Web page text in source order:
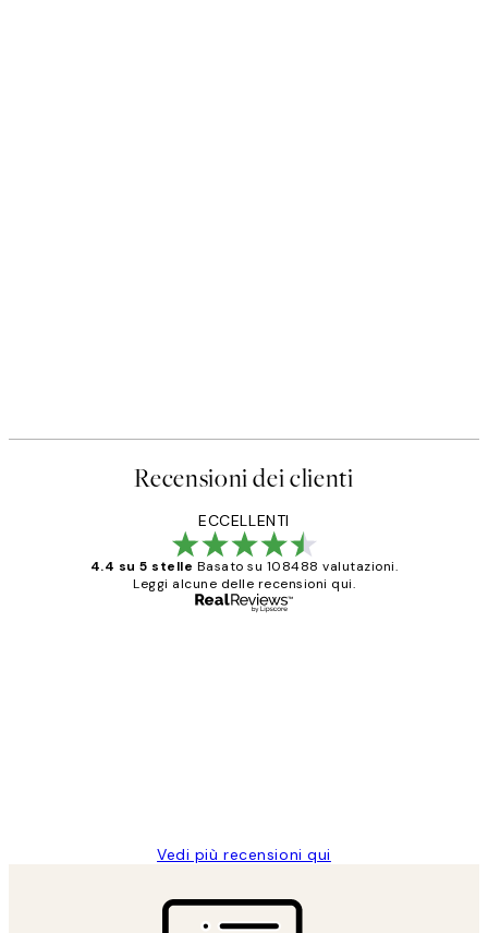
Recensioni dei clienti
ECCELLENTI
4.4 su 5 stelle Basato su 108488 valutazioni.
Leggi alcune delle recensioni qui.
Vedi più recensioni qui